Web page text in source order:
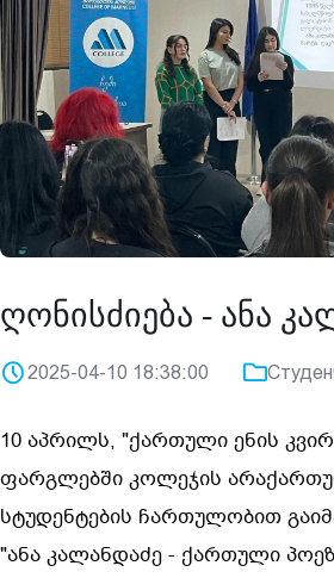
ღონისძიება - ანა
2025-04-10 18:38:00
10 აპრილს, "ქართული ენის
ფარგლებში კოლეჯის
სტუდენტების ჩართულობით
"ანა კალანდაძე - ქართული